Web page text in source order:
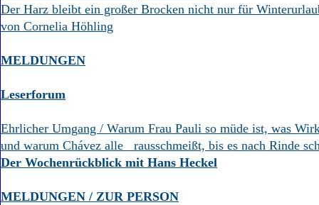
Der Harz bleibt ein großer Brocken nicht nur für
von Cornelia Höhling
MELDUNGEN
Leserforum
Ehrlicher Umgang / Warum Frau Pauli so müde ist, was
und warum Chávez alle rausschmeißt, bis es nach Rinde
Der Wochenrückblick mit Hans Heckel
MELDUNGEN / ZUR PERSON